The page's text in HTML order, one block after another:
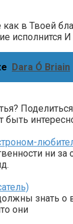
как в Твоей
исполнится
Dara Ó Briain
ни за
знать о
они